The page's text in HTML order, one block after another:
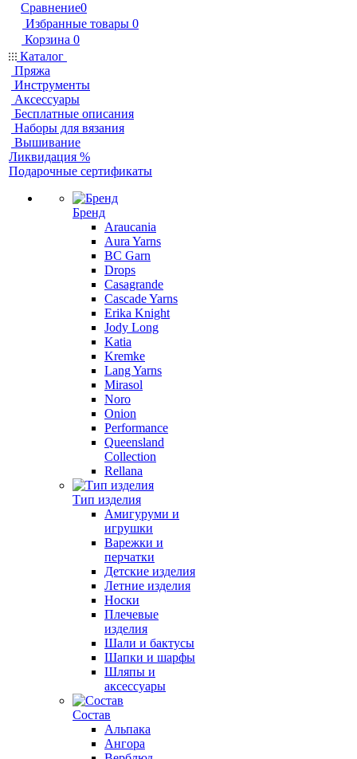
Сравнение0
Избранные товары 0
Корзина 0
Каталог
Пряжа
Инструменты
Аксессуары
Бесплатные описания
Наборы для вязания
Вышивание
Ликвидация %
Подарочные сертификаты
Бренд
Araucania
Aura Yarns
BC Garn
Drops
Casagrande
Cascade Yarns
Erika Knight
Jody Long
Katia
Kremke
Lang Yarns
Mirasol
Noro
Onion
Performance
Queensland
Collection
Rellana
Тип изделия
Амигуруми и
игрушки
Варежки и
перчатки
Детские изделия
Летние изделия
Носки
Плечевые
изделия
Шали и бактусы
Шапки и шарфы
Шляпы и
аксессуары
Состав
Альпака
Ангора